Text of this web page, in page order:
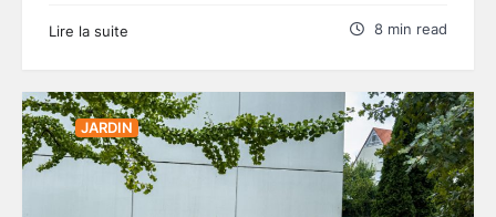
Lire la suite 8 min read
JARDIN